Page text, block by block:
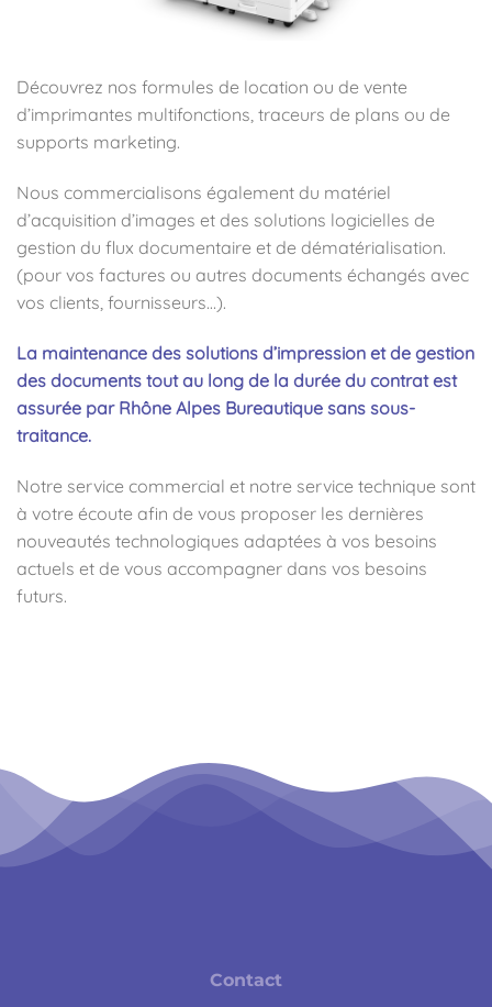
Découvrez nos formules de location ou de vente
d’imprimantes multifonctions, traceurs de plans ou de
supports marketing.
Nous commercialisons également du matériel
d’acquisition d’images et des solutions logicielles de
gestion du flux documentaire et de dématérialisation.
(pour vos factures ou autres documents échangés avec
vos clients, fournisseurs…).
La maintenance des solutions d’impression et de gestion
des documents tout au long de la durée du contrat est
assurée par Rhône Alpes Bureautique sans sous-
traitance.
Notre service commercial et notre service technique sont
à votre écoute afin de vous proposer les dernières
nouveautés technologiques adaptées à vos besoins
actuels et de vous accompagner dans vos besoins
futurs.
Contact